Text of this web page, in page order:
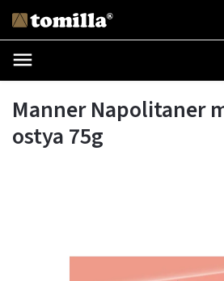
Manner Napolitaner
ostya 75g